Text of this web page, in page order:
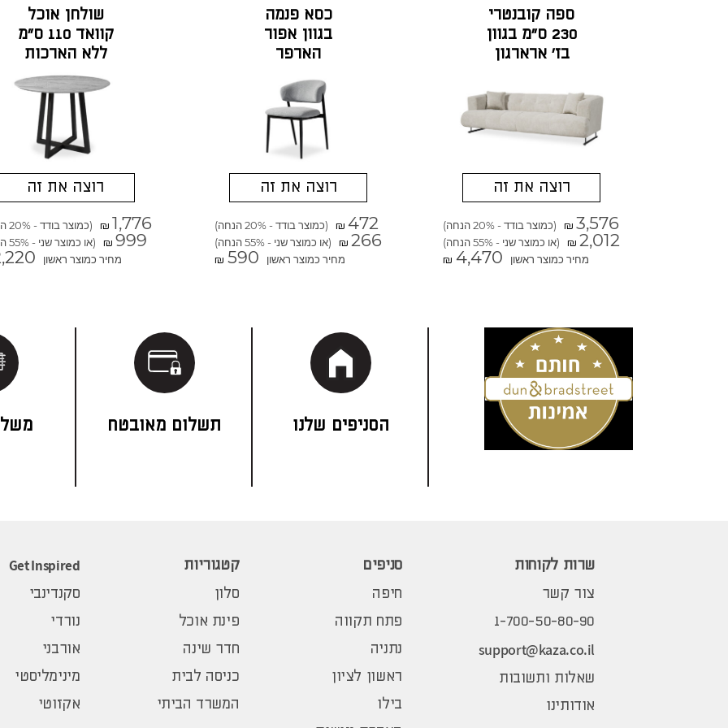
ספה קובנטרי
230 ס"מ בגוון
בז' ארארגון
רוצה את זה
₪ 3,576 (כמוצר בודד - 20% הנחה)
₪ 2,012
(או כמוצר שני - 55% הנחה)
מחיר כמוצר ראשון
₪ 4,470
כסא פנמה
בגוון אפור
הארפר
רוצה את זה
₪ 472 (כמוצר בודד - 20% הנחה)
₪ 266
(או כמוצר שני - 55% הנחה)
מחיר כמוצר ראשון
₪ 590
שולחן אוכל
קוואד 110 ס"מ
ללא הארכות
בגוון אפור
סטרטה
רוצה את זה
₪ 1,776 (כמוצר בודד - 20% הנחה)
₪ 999
(או כמוצר שני - 55% הנחה)
מחיר כמוצר ראשון
הסניפים שלנו תשלום מאובטח
שרות לקוחות
צור קשר
1-700-50-80-90
support@kaza.co.il
שאלות ותשובות
אודותינו
סניפים
חיפה
פתח תקווה
נתניה
ראשון לציון
בילו
קטגוריות
סלון
פינת אוכל
חדר שינה
כניסה לבית
המשרד הביתי
Get Inspired
סקנדינבי
נורדי
אורבני
מינימליסטי
אקזוטי